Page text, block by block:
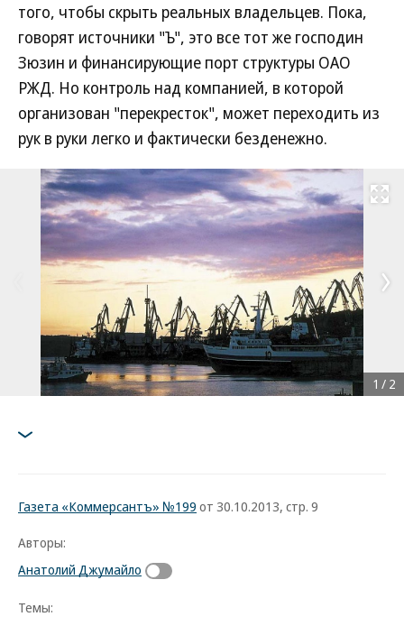
того, чтобы скрыть реальных владельцев. Пока,
говорят источники "Ъ", это все тот же господин
Зюзин и финансирующие порт структуры ОАО
РЖД. Но контроль над компанией, в которой
организован "перекресток", может переходить из
рук в руки легко и фактически безденежно.
Развернуть
1 / 2
Газета «Коммерсантъ» №199 от 30.10.2013, стр. 9
Авторы:
Анатолий Джумайло
Темы: